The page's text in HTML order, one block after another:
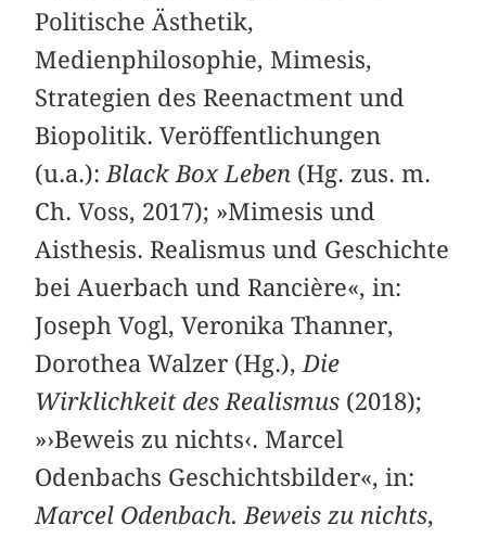
Politische Ästhetik,
Medienphilosophie, Mimesis,
Strategien des Reenactment und
Biopolitik. Veröffentlichungen
(u.a.):Black Box Leben (Hg. zus. m.
Ch. Voss, 2017); »Mimesis und
Aisthesis. Realismus und Geschichte
bei Auerbach und Rancière«, in:
Joseph Vogl, Veronika Thanner,
Dorothea Walzer (Hg.),Die
Wirklichkeit des Realismus (2018);
»›Beweis zu nichts‹. Marcel
Odenbachs Geschichtsbilder«, in:
Marcel Odenbach. Beweis zu nichts,